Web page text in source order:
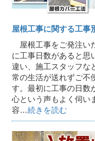
屋根工事に関する工事
屋根工事をご発注い
に工事日数があると思
違い、施工スタッフな
常の生活が送れずご不
す。最初に工事の日数
心という声もよく伺
容…続きを読む